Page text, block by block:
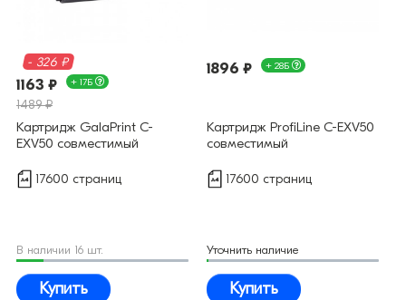
- 326 ₽
1163 ₽ + 17Б
1489 ₽
Картридж GalaPrint C-
EXV50 совместимый
17600 страниц
В наличии 16 шт.
Купить
1896 ₽ + 28Б
Картридж ProfiLine C-EXV50
совместимый
17600 страниц
Уточнить наличие
Купить